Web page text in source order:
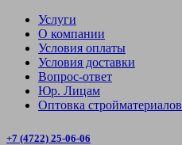
Услуги
О компании
Условия оплаты
Условия доставки
Вопрос-ответ
Юр. Лицам
Оптовка стройматериалов
+7 (4722) 25-06-06